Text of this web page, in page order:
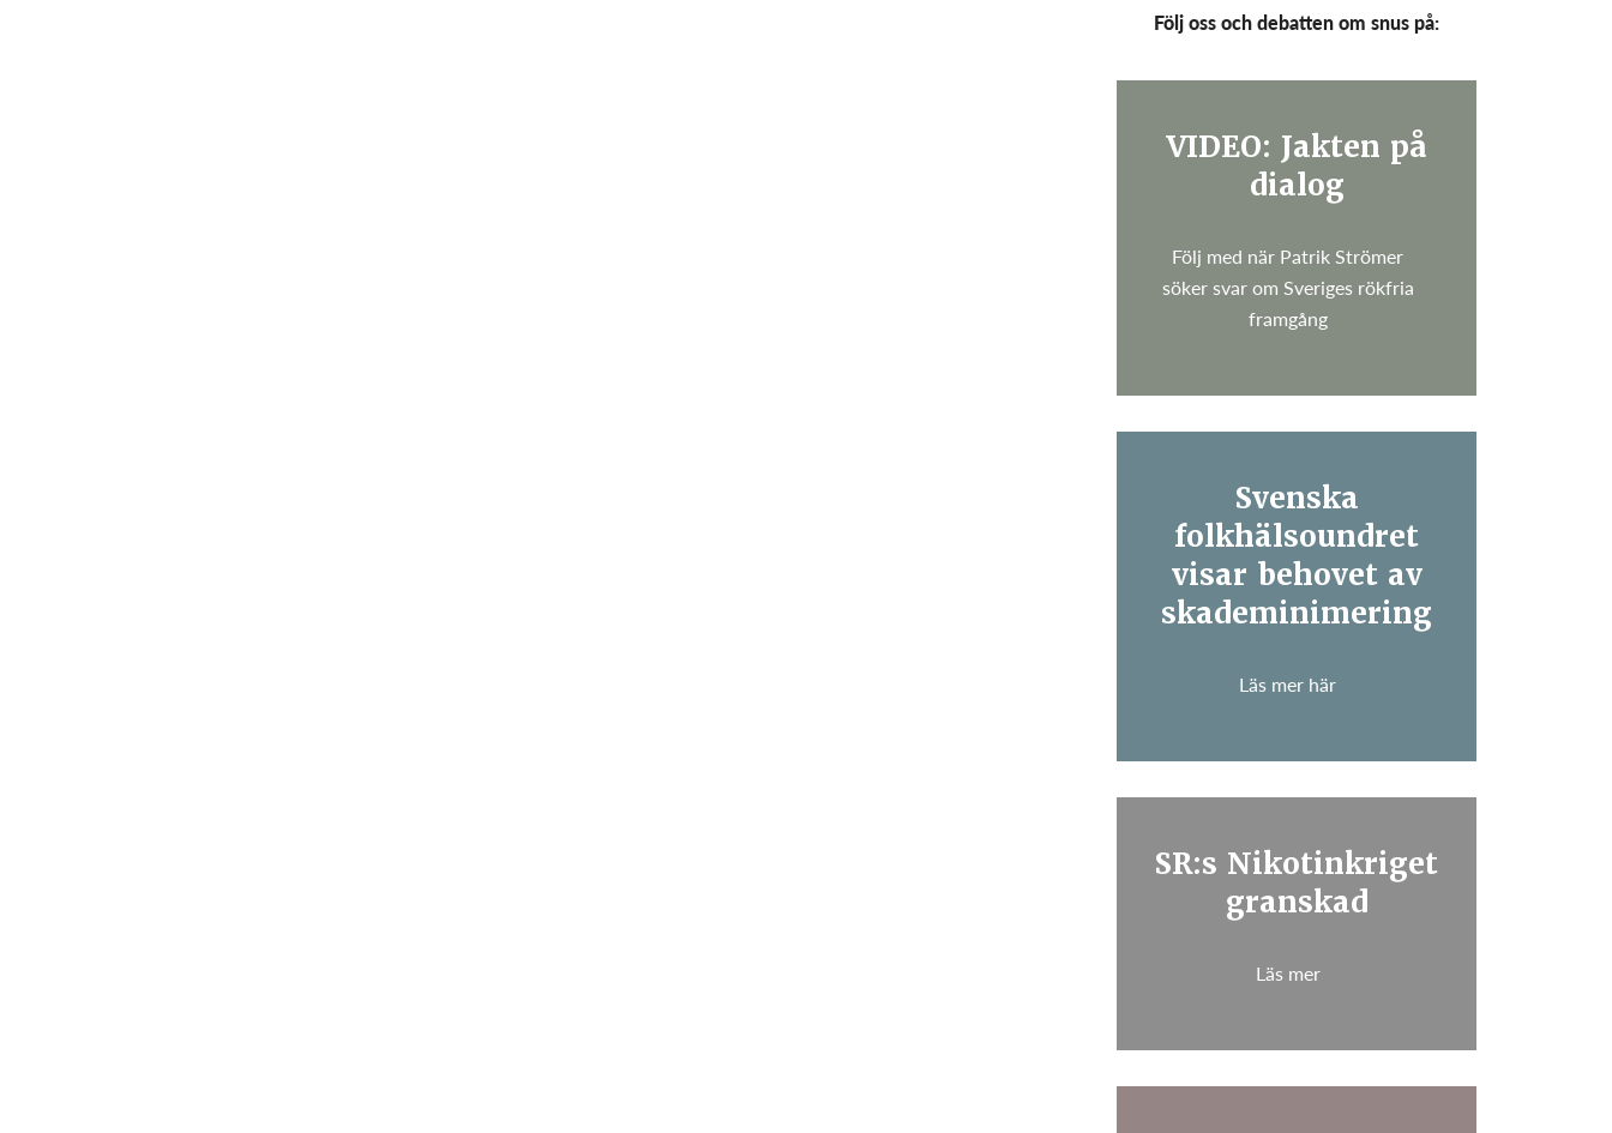
Följ oss och debatten om snus på:
VIDEO: Jakten på
dialog
Följ med när Patrik Strömer
söker svar om Sveriges rökfria
framgång
Svenska
folkhälsoundret
visar behovet av
skademinimering
Läs mer här
SR:s Nikotinkriget
granskad
Läs mer